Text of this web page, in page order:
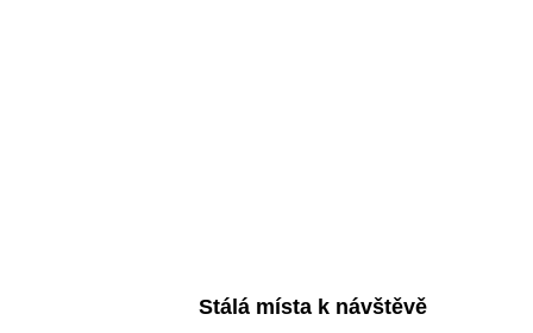
Stálá místa k návštěvě